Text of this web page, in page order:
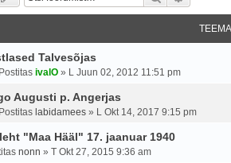
Talvesõjas
Postitas ivalO » L Juun 02, 2012 11:51 pm
Augusti p. Angerjas
Postitas labidamees » L Okt 14, 2017 9:15 pm
"Maa Hääl" 17. jaanuar 1940
nonn » T Okt 27, 2015 9:36 am